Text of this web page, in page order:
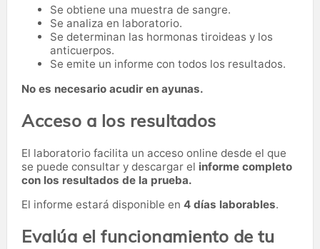
Se obtiene una muestra de sangre.
Se analiza en laboratorio.
Se determinan las hormonas tiroideas y los
anticuerpos.
Se emite un informe con todos los resultados.
No es necesario acudir en ayunas.
Acceso a los resultados
El laboratorio facilita un acceso online desde el que
se puede consultar y descargar el informe completo
con los resultados de la prueba.
El informe estará disponible en 4 días laborables.
Evalúa el funcionamiento de tu